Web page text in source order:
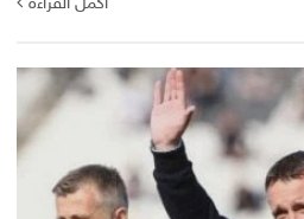
أكمل القراءة